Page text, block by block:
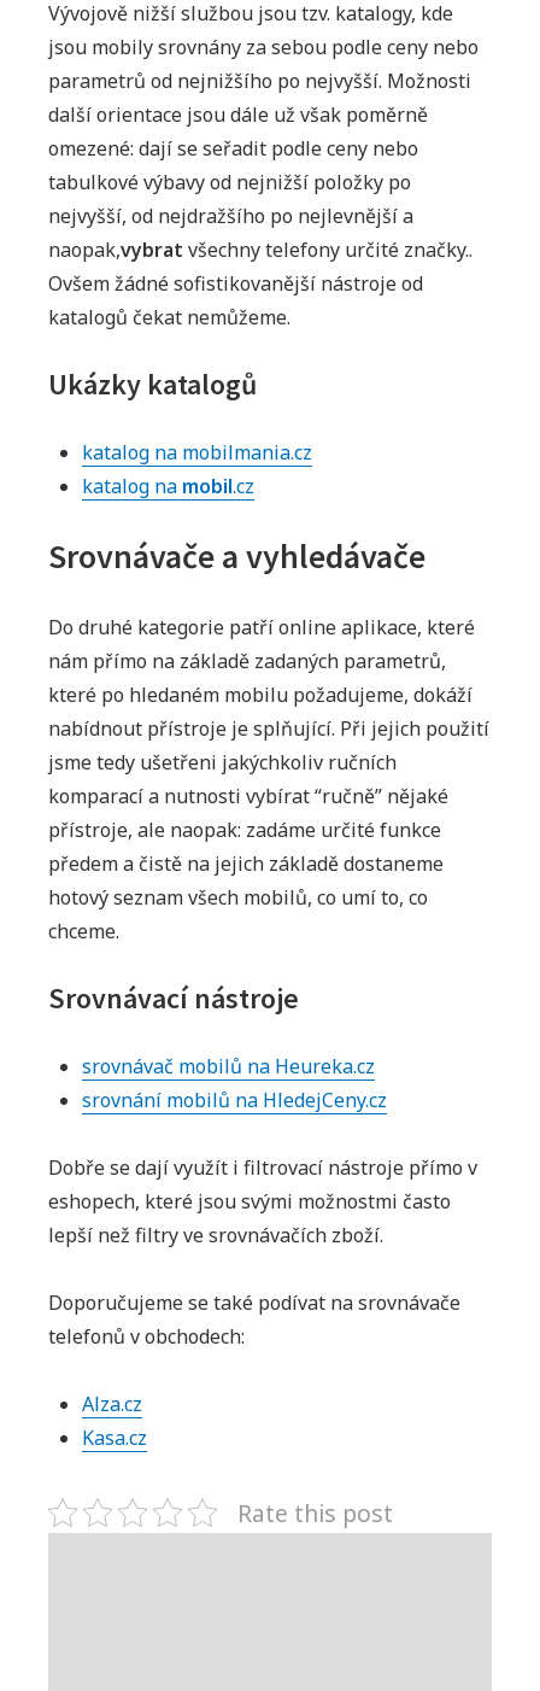
Vývojově nižší službou jsou tzv. katalogy, kde
jsou mobily srovnány za sebou podle ceny nebo
parametrů od nejnižšího po nejvyšší. Možnosti
další orientace jsou dále už však poměrně
omezené: dají se seřadit podle ceny nebo
tabulkové výbavy od nejnižší položky po
nejvyšší, od nejdražšího po nejlevnější a
naopak,vybrat všechny telefony určité značky..
Ovšem žádné sofistikovanější nástroje od
katalogů čekat nemůžeme.
Ukázky katalogů
katalog na mobilmania.cz
katalog na mobil.cz
Srovnávače a vyhledávače
Do druhé kategorie patří online aplikace, které
nám přímo na základě zadaných parametrů,
které po hledaném mobilu požadujeme, dokáží
nabídnout přístroje je splňující. Při jejich použití
jsme tedy ušetřeni jakýchkoliv ručních
komparací a nutnosti vybírat “ručně” nějaké
přístroje, ale naopak: zadáme určité funkce
předem a čistě na jejich základě dostaneme
hotový seznam všech mobilů, co umí to, co
chceme.
Srovnávací nástroje
srovnávač mobilů na Heureka.cz
srovnání mobilů na HledejCeny.cz
Dobře se dají využít i filtrovací nástroje přímo v
eshopech, které jsou svými možnostmi často
lepší než filtry ve srovnávačích zboží.
Doporučujeme se také podívat na srovnávače
telefonů v obchodech:
Alza.cz
Kasa.cz
Rate this post